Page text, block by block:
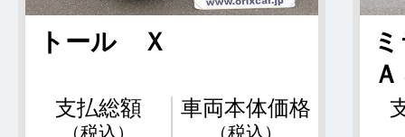
トール Ｘ
支払総額
（税込）
車両本体価格
（税込）